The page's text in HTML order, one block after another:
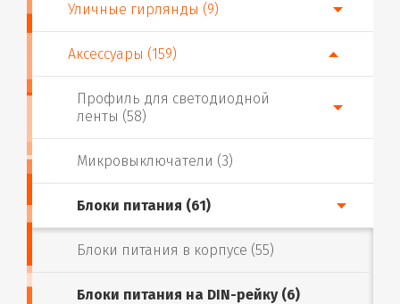
Уличные гирлянды (9)
Аксессуары (159)
Профиль для светодиодной
ленты (58)
Микровыключатели (3)
Блоки питания (61)
Блоки питания в корпусе (55)
Блоки питания на DIN-рейку (6)